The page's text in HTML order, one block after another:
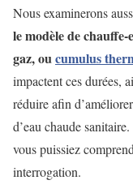
Nous examinerons
le modèle de chauffe-
gaz, oucumulus
impactent ces durées,
réduire afin
d’eau chaude
vous puissiez
interrogation.